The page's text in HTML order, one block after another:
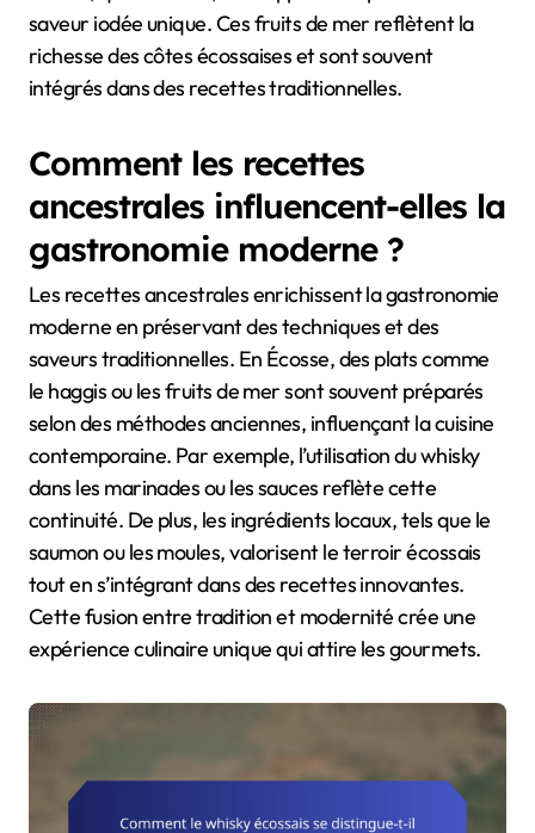
saveur iodée unique. Ces fruits de mer reflètent la
richesse des côtes écossaises et sont souvent
intégrés dans des recettes traditionnelles.
Comment les recettes
ancestrales influencent-elles la
gastronomie moderne ?
Les recettes ancestrales enrichissent la gastronomie
moderne en préservant des techniques et des
saveurs traditionnelles. En Écosse, des plats comme
le haggis ou les fruits de mer sont souvent préparés
selon des méthodes anciennes, influençant la cuisine
contemporaine. Par exemple, l’utilisation du whisky
dans les marinades ou les sauces reflète cette
continuité. De plus, les ingrédients locaux, tels que le
saumon ou les moules, valorisent le terroir écossais
tout en s’intégrant dans des recettes innovantes.
Cette fusion entre tradition et modernité crée une
expérience culinaire unique qui attire les gourmets.